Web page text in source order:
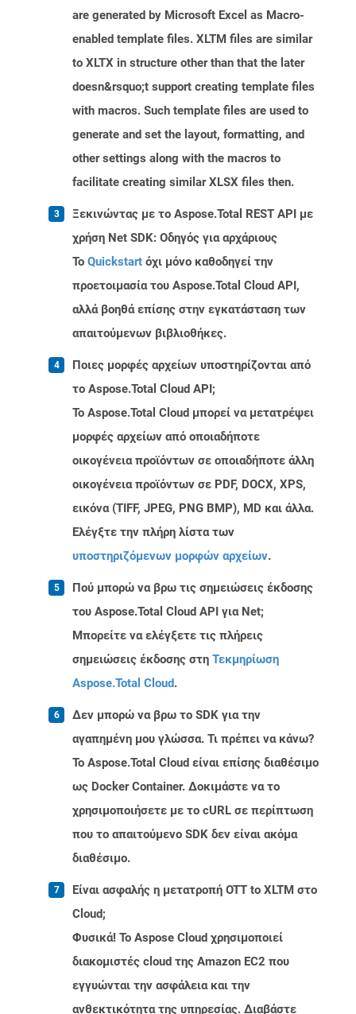
are generated by Microsoft Excel as Macro-
enabled template files. XLTM files are similar
to XLTX in structure other than that the later
doesn&rsquo;t support creating template files
with macros. Such template files are used to
generate and set the layout, formatting, and
other settings along with the macros to
facilitate creating similar XLSX files then.
Ξεκινώντας με το Aspose.Total REST API με
χρήση Net SDK: Οδηγός για αρχάριους
Το Quickstart όχι μόνο καθοδηγεί την
προετοιμασία του Aspose.Total Cloud API,
αλλά βοηθά επίσης στην εγκατάσταση των
απαιτούμενων βιβλιοθήκες.
Ποιες μορφές αρχείων υποστηρίζονται από
το Aspose.Total Cloud API;
Το Aspose.Total Cloud μπορεί να μετατρέψει
μορφές αρχείων από οποιαδήποτε
οικογένεια προϊόντων σε οποιαδήποτε άλλη
οικογένεια προϊόντων σε PDF, DOCX, XPS,
εικόνα (TIFF, JPEG, PNG BMP), MD και άλλα.
Ελέγξτε την πλήρη λίστα των
υποστηριζόμενων μορφών αρχείων.
Πού μπορώ να βρω τις σημειώσεις έκδοσης
του Aspose.Total Cloud API για Net;
Μπορείτε να ελέγξετε τις πλήρεις
σημειώσεις έκδοσης στη Τεκμηρίωση
Aspose.Total Cloud.
Δεν μπορώ να βρω το SDK για την
αγαπημένη μου γλώσσα. Τι πρέπει να κάνω?
Το Aspose.Total Cloud είναι επίσης διαθέσιμο
ως Docker Container. Δοκιμάστε να το
χρησιμοποιήσετε με το cURL σε περίπτωση
που το απαιτούμενο SDK δεν είναι ακόμα
διαθέσιμο.
Είναι ασφαλής η μετατροπή OTT to XLTM στο
Cloud;
Φυσικά! Το Aspose Cloud χρησιμοποιεί
διακομιστές cloud της Amazon EC2 που
εγγυώνται την ασφάλεια και την
ανθεκτικότητα της υπηρεσίας. Διαβάστε